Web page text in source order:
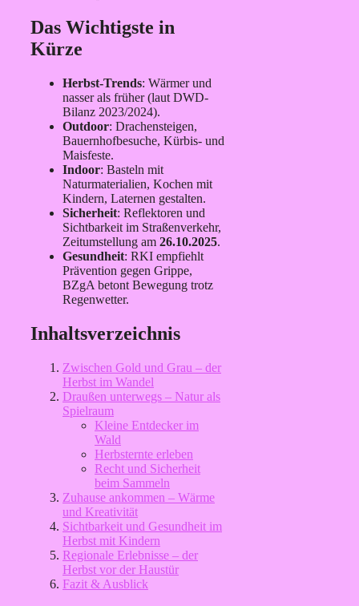
Das Wichtigste in
Kürze
Herbst-Trends: Wärmer und
nasser als früher (laut DWD-
Bilanz 2023/2024).
Outdoor: Drachensteigen,
Bauernhofbesuche, Kürbis- und
Maisfeste.
Indoor: Basteln mit
Naturmaterialien, Kochen mit
Kindern, Laternen gestalten.
Sicherheit: Reflektoren und
Sichtbarkeit im Straßenverkehr,
Zeitumstellung am 26.10.2025.
Gesundheit: RKI empfiehlt
Prävention gegen Grippe,
BZgA betont Bewegung trotz
Regenwetter.
Inhaltsverzeichnis
Zwischen Gold und Grau – der
Herbst im Wandel
Draußen unterwegs – Natur als
Spielraum
Kleine Entdecker im
Wald
Herbsternte erleben
Recht und Sicherheit
beim Sammeln
Zuhause ankommen – Wärme
und Kreativität
Sichtbarkeit und Gesundheit im
Herbst mit Kindern
Regionale Erlebnisse – der
Herbst vor der Haustür
Fazit & Ausblick